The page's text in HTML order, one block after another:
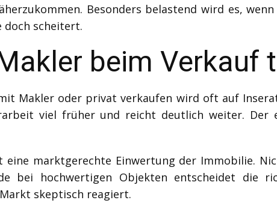
Besonders belastend wird es,
doch scheitert.
beim Verkauf
Makler oder privat verkaufen wird oft auf
viel früher und reicht deutlich weiter.
eine marktgerechte Einwertung der Immobilie.
bei hochwertigen Objekten entscheidet die
skeptisch reagiert.